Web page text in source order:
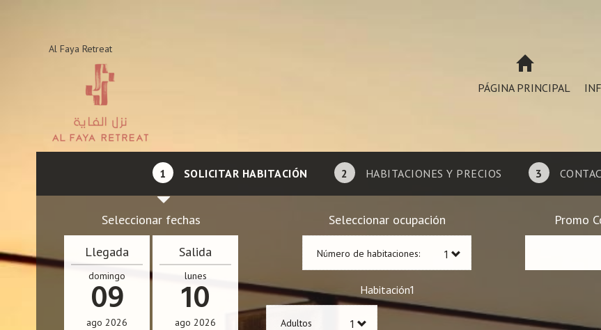
Al Faya Retreat
PÁGINA PRINCIPAL
1 SOLICITAR HABITACIÓN 2 HABITACIONES Y PRECIOS 3
Seleccionar fechas
Llegada
domingo
09
ago 2026
Salida
lunes
10
ago 2026
Seleccionar ocupación
Número de habitaciones:
Habitación1
Adultos
Promo